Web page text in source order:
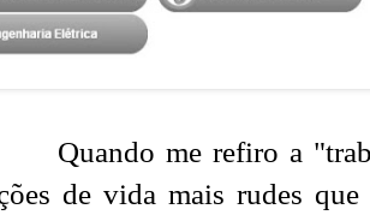
me refiro a
de vida mais rudes